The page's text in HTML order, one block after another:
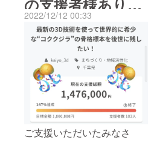
の支援者様ありが
とうございまし
た！
2022/12/12 00:33
ご支援いただいたみなさ